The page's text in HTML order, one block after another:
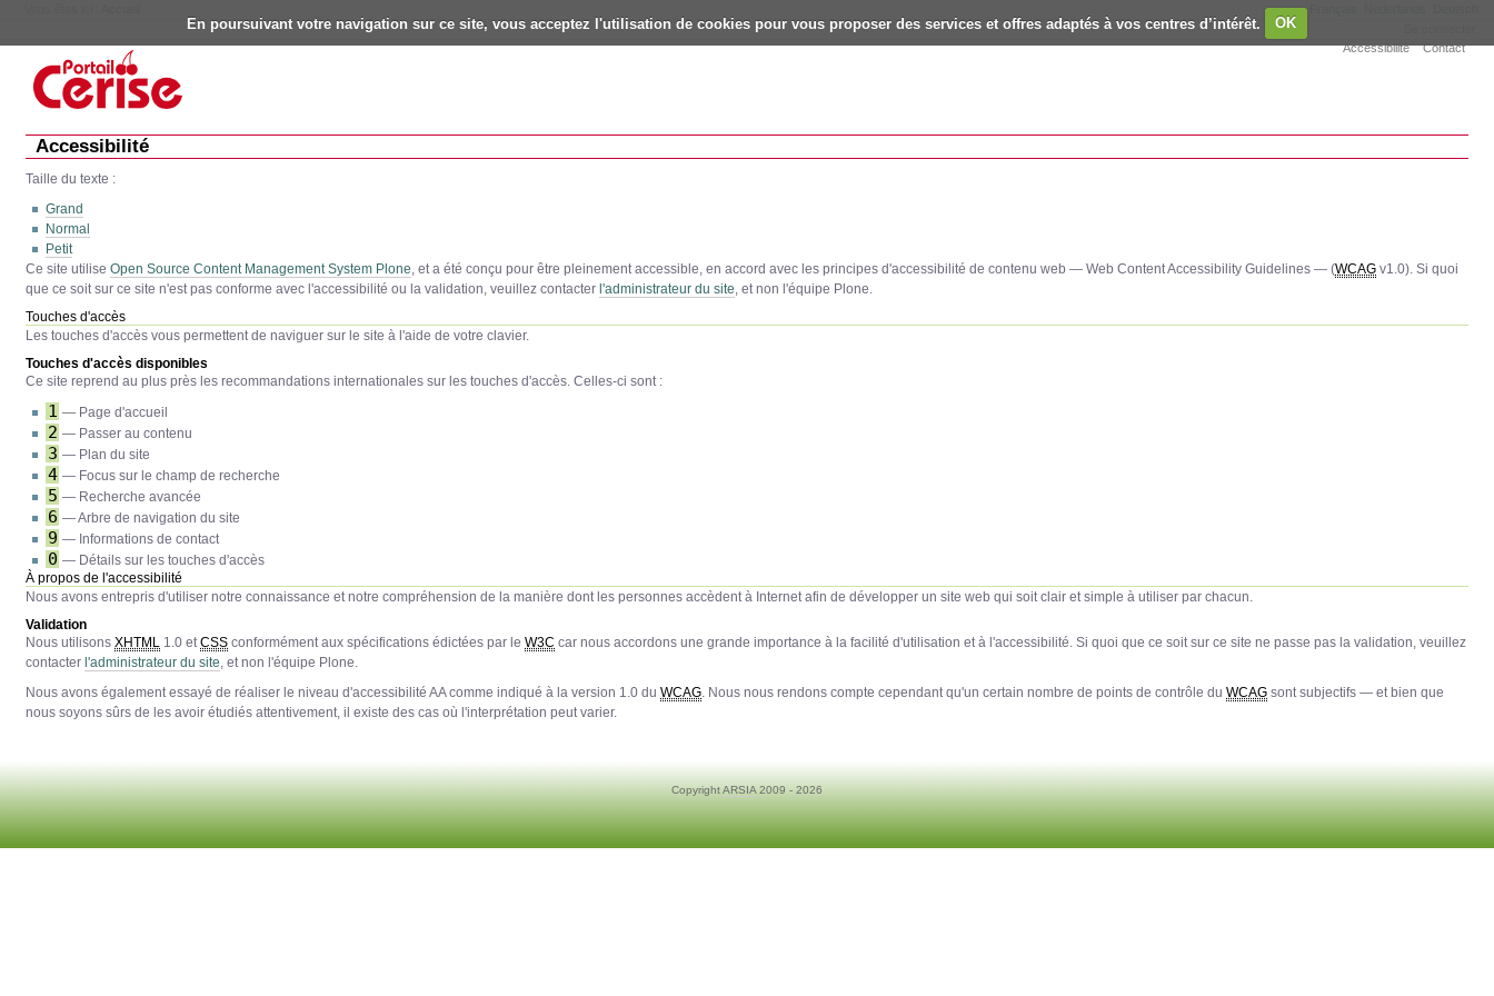
En poursuivant votre navigation sur ce site, vous acceptez l'utilisation de cookies pour vous proposer des services et offres adaptés à vos centres d’intérêt. OK
Aller
contenu.
navigation
Accessibilité Contact
Accessibilité
Taille du texte :
Grand
Normal
Petit
Ce site utiliseOpen Source Content Management System Plone, et a été conçu pour être pleinement accessible, en accord avec les principes d'accessibilité de contenu web — Web Content Accessibility Guidelines — (WCAG v1.0). Si quoi
que ce soit sur ce site n'est pas conforme avec l'accessibilité ou la validation, veuillez contacterl'administrateur du site, et non l'équipe Plone.
Touches d'accès
Les touches d'accès vous permettent de naviguer sur le site à l'aide de votre clavier.
Touches d'accès disponibles
Ce site reprend au plus près les recommandations internationales sur les touches d'accès. Celles-ci sont :
1 — Page d'accueil
2 — Passer au contenu
3 — Plan du site
4 — Focus sur le champ de recherche
5 — Recherche avancée
6 — Arbre de navigation du site
9 — Informations de contact
0 — Détails sur les touches d'accès
À propos de l'accessibilité
Nous avons entrepris d'utiliser notre connaissance et notre compréhension de la manière dont les personnes accèdent à Internet afin de développer un site web qui soit clair et simple à utiliser par chacun.
Validation
Nous utilisonsXHTML 1.0 etCSS conformément aux spécifications édictées par leW3C car nous accordons une grande importance à la facilité d'utilisation et à l'accessibilité. Si quoi que ce soit sur ce site ne passe pas la validation, veuillez
contacter l'administrateur du site, et non l'équipe Plone.
Nous avons également essayé de réaliser le niveau d'accessibilité AA comme indiqué à la version 1.0 duWCAG. Nous nous rendons compte cependant qu'un certain nombre de points de contrôle duWCAG sont subjectifs — et bien que
nous soyons sûrs de les avoir étudiés attentivement, il existe des cas où l'interprétation peut varier.
CopyrightARSIA2009 - 2026